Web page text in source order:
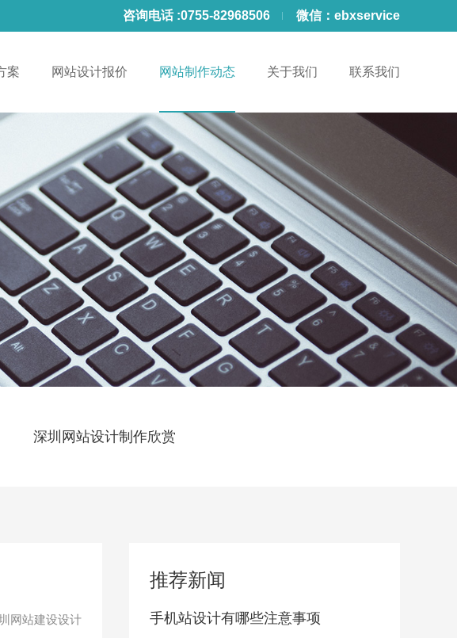
咨询电话 :0755-82968506 微信： ebxservice
案 网站设计报价 网站制作动态 关于我们 联系我们
深圳网站设计制作欣赏
网站建设设计
推荐新闻
手机站设计有哪些注意事项